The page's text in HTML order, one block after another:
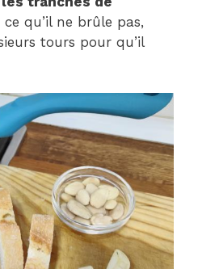
qu’il ne brûle pas,
tours pour qu’il